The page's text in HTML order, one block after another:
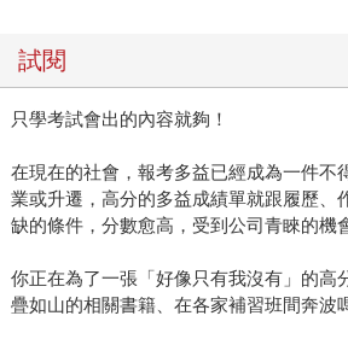
試閱
只學考試會出的內容就夠！
在現在的社會，報考多益已經成為一件不
業或升遷，高分的多益成績單就跟履歷、
缺的條件，分數愈高，受到公司青睞的機
你正在為了一張「好像只有我沒有」的高
疊如山的相關書籍、在各家補習班間奔波